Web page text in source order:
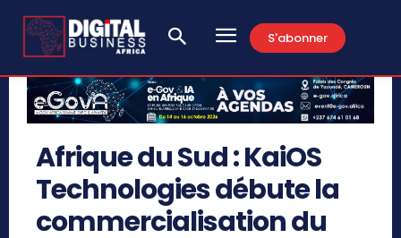
S'abonner
Afrique du Sud : KaiOS
Technologies débute la
commercialisation du